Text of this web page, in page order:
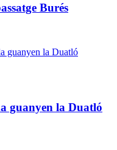
Burés
guanyen la Duatló